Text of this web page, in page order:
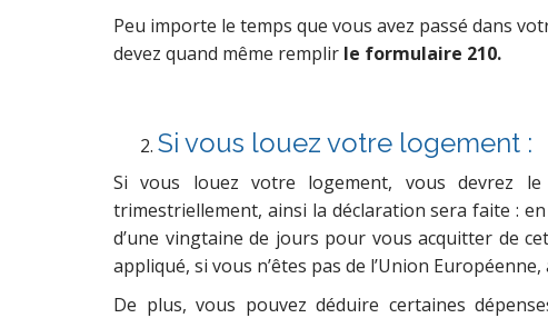
Peu importe le temps que vous avez passé dans
devez quand même remplir le formulaire 210.
Si vous louez votre logement :
Si vous louez votre logement, vous devrez
trimestriellement, ainsi la déclaration sera faite :
d’une vingtaine de jours pour vous acquitter de
appliqué, si vous n’êtes pas de l’Union
De plus, vous pouvez déduire certaines